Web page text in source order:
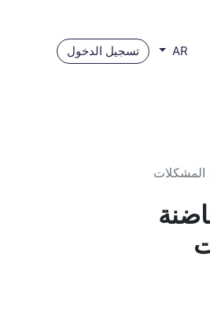
AR تسجيل الدخول
المشكلات